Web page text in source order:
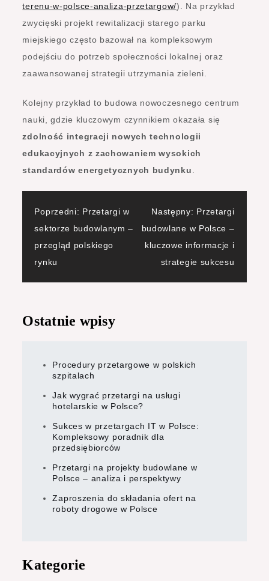
terenu-w-polsce-analiza-przetargow/). Na przykład
zwycięski projekt rewitalizacji starego parku
miejskiego często bazował na kompleksowym
podejściu do potrzeb społeczności lokalnej oraz
zaawansowanej strategii utrzymania zieleni.
Kolejny przykład to budowa nowoczesnego centrum
nauki, gdzie kluczowym czynnikiem okazała się
zdolność integracji nowych technologii
edukacyjnych z zachowaniem wysokich
standardów energetycznych budynku
Nawigacja
wpisu
Poprzedni: Przetargi w
sektorze budowlanym –
przegląd polskiego
rynku
Następny: Przetargi
budowlane w Polsce –
kluczowe informacje i
strategie sukcesu
Ostatnie wpisy
Procedury przetargowe w polskich
szpitalach
Jak wygrać przetargi na usługi
hotelarskie w Polsce?
Sukces w przetargach IT w Polsce:
Kompleksowy poradnik dla
przedsiębiorców
Przetargi na projekty budowlane w
Polsce – analiza i perspektywy
Zaproszenia do składania ofert na
roboty drogowe w Polsce
Kategorie